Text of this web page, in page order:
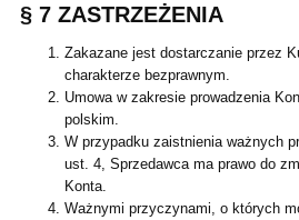
§ 7 ZASTRZEŻENIA
Zakazane jest dostarczanie przez
charakterze bezprawnym.
Umowa w zakresie prowadzenia
polskim.
W przypadku zaistnienia ważnych
ust. 4, Sprzedawca ma prawo do
Konta.
Ważnymi przyczynami, o których